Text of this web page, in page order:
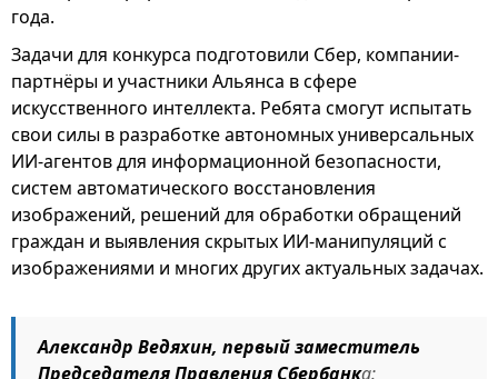
года.
Задачи для конкурса подготовили Сбер, компании-
партнёры и участники Альянса в сфере
искусственного интеллекта. Ребята смогут испытать
свои силы в разработке автономных универсальных
ИИ-агентов для информационной безопасности,
систем автоматического восстановления
изображений, решений для обработки обращений
граждан и выявления скрытых ИИ-манипуляций с
изображениями и многих других актуальных задачах.
Александр Ведяхин, первый заместитель
Председателя Правления Сбербанка: